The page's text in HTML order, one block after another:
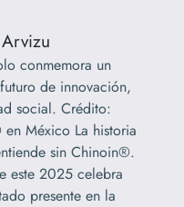
conmemora un
de innovación,
social. Crédito:
México La historia
sin Chinoin®.
este 2025 celebra
presente en la